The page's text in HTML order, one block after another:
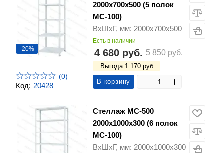
Код: 20428
-20%
(0)
2000х700х500 (5 полок
МС-100)
ВхШхГ, мм: 2000х700х500
Есть в наличии
4 680 руб. 5 850 руб.
Выгода 1 170 руб.
В корзину
Стеллаж МС-500
2000х1000х300 (6 полок
МС-100)
ВхШхГ, мм: 2000х1000х300